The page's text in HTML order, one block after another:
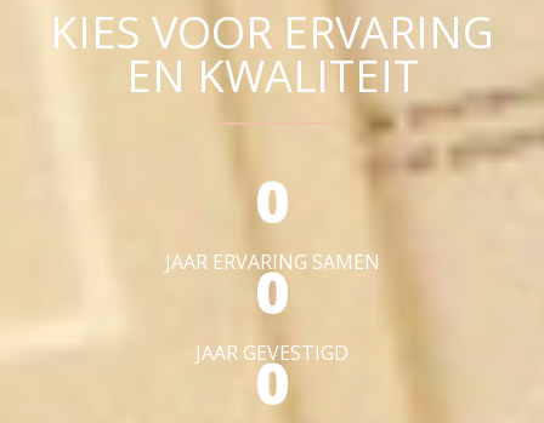
KIES VOOR ERVARING
EN KWALITEIT
0
JAAR ERVARING SAMEN
0
JAAR GEVESTIGD
0